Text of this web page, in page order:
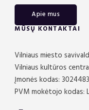
Apie mus
MŪSŲ KONTAKTAI
Vilniaus miesto
Vilniaus kultūros
Įmonės kodas:
PVM mokėtojo kodas: